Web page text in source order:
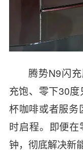
腾势N9闪
充饱、零下30
杯咖啡或者服务
时启程。即便
钟，彻底解决新